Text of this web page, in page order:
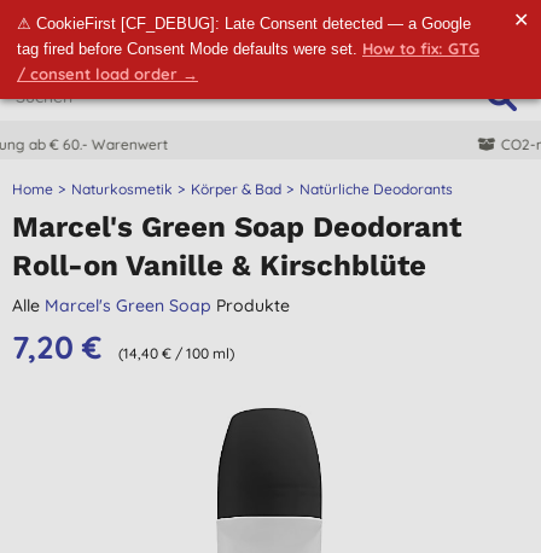
⚠ CookieFirst [CF_DEBUG]: Late Consent detected — a Google
tag fired before Consent Mode defaults were set. How to fix: GTG
/ consent load order →
✕
Home Naturkosmetik Körper & Bad Natürliche Deodorants
Marcel's Green Soap Deodorant
Roll-on Vanille & Kirschblüte
Alle Marcel's Green Soap Produkte
7,20 € (14,40 € / 100 ml)